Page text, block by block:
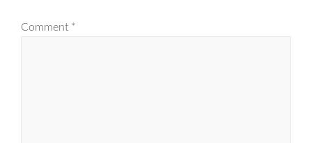
Comment *